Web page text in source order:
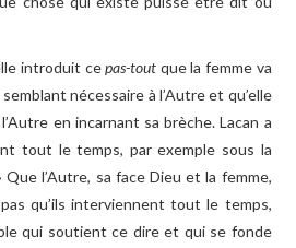
introduit cepas-tout que la femme va
nécessaire à l’Autre et qu’elle
en incarnant sa brèche. Lacan a
tout le temps, par exemple sous la
Que l’Autre, sa face Dieu et la femme,
pas qu’ils interviennent tout le temps,
qui soutient ce dire et qui se fonde